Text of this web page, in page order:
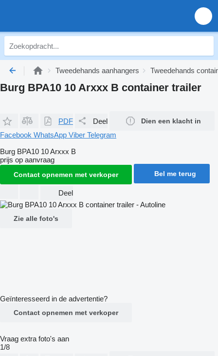
Tweedehands aanhangers Tweedehands
Burg BPA10 10 Arxxx B container trailer
PDF Deel Dien een klacht in
Facebook WhatsApp Viber Telegram
Burg BPA10 10 Arxxx B
prijs op aanvraag
Contact opnemen met verkoper Bel me terug
Deel
Zie alle foto's
Geïnteresseerd in de advertentie?
Contact opnemen met verkoper
Vraag extra foto's aan
1/8